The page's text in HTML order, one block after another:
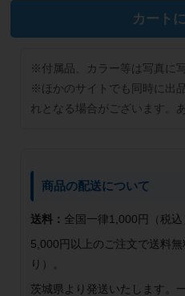
カート
※付属品、カラー等は写真に
※ほかのサイトでも同時に出
れとなる場合がございます。
商品の配送について
送料： 全国一律1,000円（税込
5,000円以上のご注文で送料
り）。
茨城県より発送いたします。